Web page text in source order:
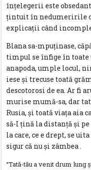
înţelegerii este
ţintuit în nedumeririle
explicaţii când
Blana sa-mpuţinase,
timpul se înfige în toate
anapoda, umple locul,
iese şi trecuse toată
descotorosi de ea. Ar fi
murise mumă-sa, dar
Rusia, şi toată viaţa aia
să-I ţină la distanţă şi
la care, ce e drept, se
sigur că nu şi zâmbea .
“Tată-tău a venit drum lung